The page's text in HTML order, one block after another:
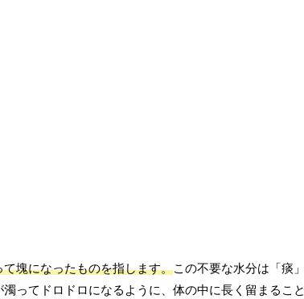
塊になったものを指します。この不要な水分は「痰
ってドロドロになるように、体の中に長く留まるこ